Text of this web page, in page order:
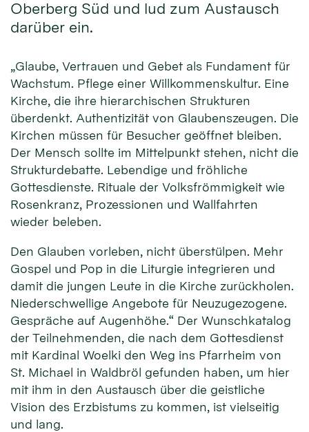
Oberberg Süd und lud zum Austausch
darüber ein.
„Glaube, Vertrauen und Gebet als Fundament für
Wachstum. Pflege einer Willkommenskultur. Eine
Kirche, die ihre hierarchischen Strukturen
überdenkt. Authentizität von Glaubenszeugen. Die
Kirchen müssen für Besucher geöffnet bleiben.
Der Mensch sollte im Mittelpunkt stehen, nicht die
Strukturdebatte. Lebendige und fröhliche
Gottesdienste. Rituale der Volksfrömmigkeit wie
Rosenkranz, Prozessionen und Wallfahrten
wieder beleben.
Den Glauben vorleben, nicht überstülpen. Mehr
Gospel und Pop in die Liturgie integrieren und
damit die jungen Leute in die Kirche zurückholen.
Niederschwellige Angebote für Neuzugezogene.
Gespräche auf Augenhöhe.“ Der Wunschkatalog
der Teilnehmenden, die nach dem Gottesdienst
mit Kardinal Woelki den Weg ins Pfarrheim von
St. Michael in Waldbröl gefunden haben, um hier
mit ihm in den Austausch über die geistliche
Vision des Erzbistums zu kommen, ist vielseitig
und lang.